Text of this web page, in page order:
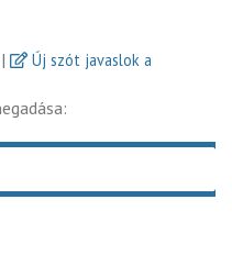
|
Új szót javaslok a